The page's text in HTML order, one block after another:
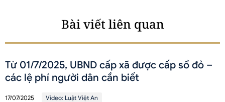
Bài viết liên quan
Từ 01/7/2025, UBND cấp xã được cấp sổ đỏ –
các lệ phí người dân cần biết
17/07/2025 Video: Luật Việt An